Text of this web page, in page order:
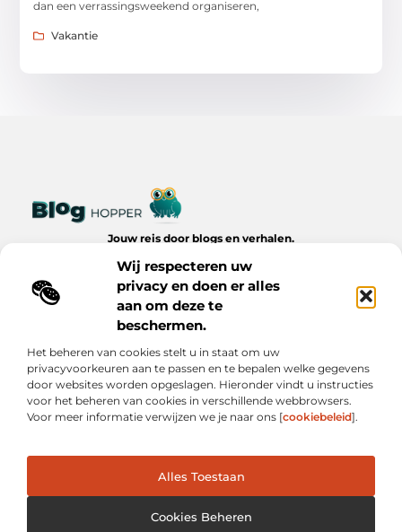
Wij respecteren uw
privacy en doen er alles
aan om deze te
beschermen.
Het beheren van cookies stelt u in staat om uw
privacyvoorkeuren aan te passen en te bepalen welke gegevens
door websites worden opgeslagen. Hieronder vindt u instructies
voor het beheren van cookies in verschillende webbrowsers.
Voor meer informatie verwijzen we je naar ons [cookiebeleid].
Alles Toestaan
Cookies Beheren
dan een verrassingsweekend organiseren,
Vakantie
Jouw reis door blogs en verhalen.
dagelijks leven op Bloghopper.nl.
Bericht categorie
Onze informatie
Cookiebeleid (EU)
@2025 www.bloghopper.nl. All Right Reserved.